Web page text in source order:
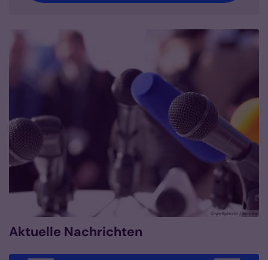
© wellphoto / fotolia
Aktuelle Nachrichten